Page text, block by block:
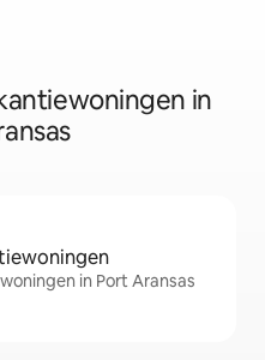
in
in Port Aransas